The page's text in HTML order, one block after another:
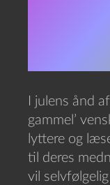
I julens ånd
gammel’
lyttere og
til deres
vil